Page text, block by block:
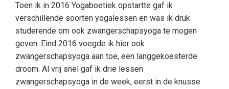
Toen ik in 2016 Yogaboetiek opstartte gaf ik
verschillende soorten yogalessen en was ik druk
studerende om ook zwangerschapsyoga te mogen
geven. Eind 2016 voegde ik hier ook
zwangerschapsyoga aan toe, een langgekoesterde
droom. Al vrij snel gaf ik drie lessen
zwangerschapsyoga in de week, eerst in de knusse